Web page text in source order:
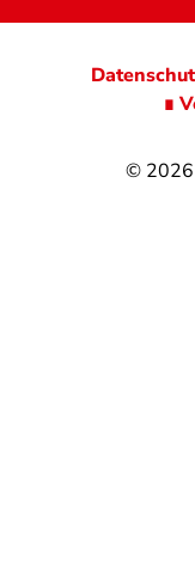
© 2026
∎